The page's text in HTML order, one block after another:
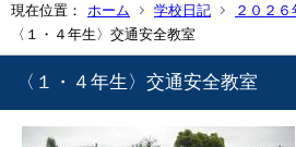
現在位置： ホーム 学校日記
２０２６
〈１・４年生〉交通安全教室
〈１・４年生〉交通安全教室